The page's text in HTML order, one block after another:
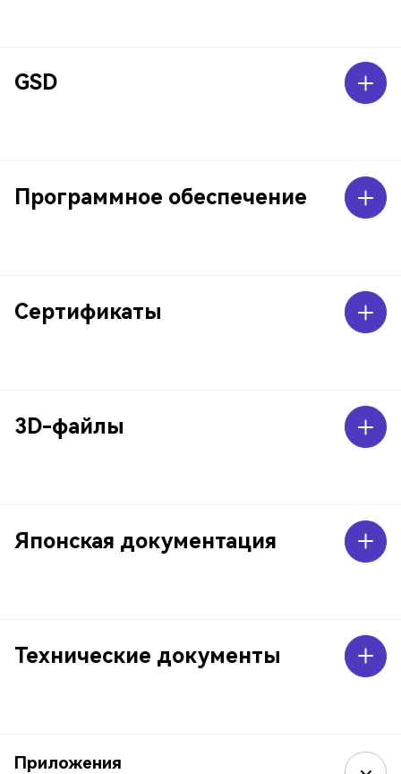
GSD
Программное обеспечение
Сертификаты
3D-файлы
Японская документация
Технические документы
Приложения